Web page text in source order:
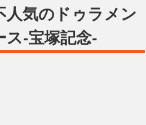
人気のドゥラメン
ス-宝塚記念-